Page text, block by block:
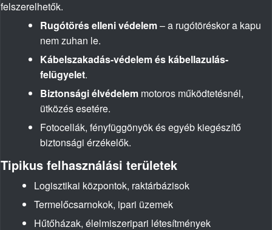
felszerelhetők.
Rugótörés elleni védelem– a rugótöréskor a kapu
nem zuhan le.
Kábelszakadás-védelem és kábellazulás-
felügyelet.
Biztonsági élvédelem motoros működtetésnél,
ütközés esetére.
Fotocellák, fényfüggönyök és egyéb kiegészítő
biztonsági érzékelők.
Tipikus felhasználási területek
Logisztikai központok, raktárbázisok
Termelőcsarnokok, ipari üzemek
Hűtőházak, élelmiszeripari létesítmények